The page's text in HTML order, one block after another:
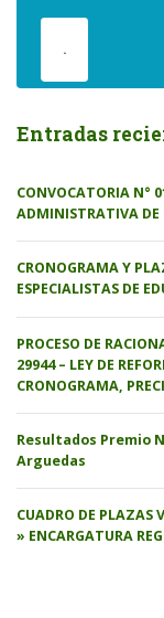
.
Entradas
CONVOCATORIA N°
ADMINISTRATIVA DE
CRONOGRAMA Y
ESPECIALISTAS DE
PROCESO DE
29944 – LEY DE
CRONOGRAMA,
Resultados Premio
Arguedas
CUADRO DE PLAZAS
» ENCARGATURA